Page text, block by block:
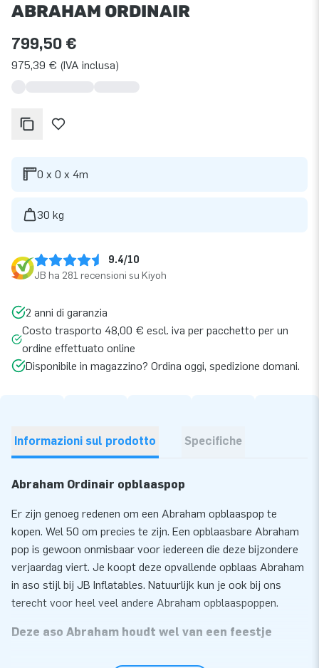
ABRAHAM ORDINAIR
799,50 €
975,39 € (IVA inclusa)
0 x 0 x 4m
30 kg
9.4/10
JB ha 281 recensioni su Kiyoh
2 anni di garanzia
Costo trasporto 48,00 € escl. iva per pacchetto per un
ordine effettuato online
Disponibile in magazzino? Ordina oggi, spedizione domani.
Informazioni sul prodotto Specifiche
Abraham Ordinair opblaaspop
Er zijn genoeg redenen om een Abraham opblaaspop te
kopen. Wel 50 om precies te zijn. Een opblaasbare Abraham
pop is gewoon onmisbaar voor iedereen die deze bijzondere
verjaardag viert. Je koopt deze opvallende opblaas Abraham
in aso stijl bij JB Inflatables. Natuurlijk kun je ook bij ons
terecht voor heel veel andere Abraham opblaaspoppen.
Deze aso Abraham houdt wel van een feestje